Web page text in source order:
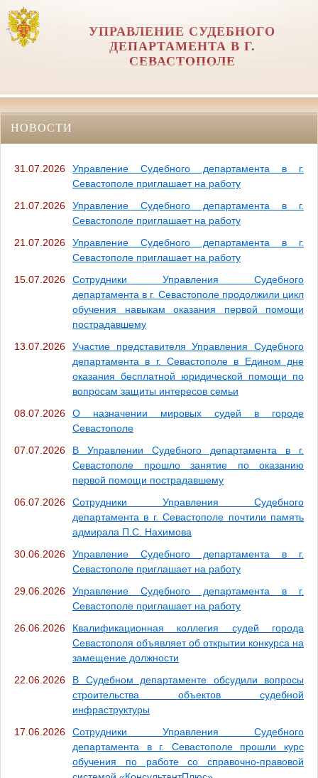
УПРАВЛЕНИЕ СУДЕБНОГО
ДЕПАРТАМЕНТА В Г.
СЕВАСТОПОЛЕ
НОВОСТИ
31.07.2026
Управление Судебного департамента в г.
Севастополе приглашает на работу
21.07.2026
Управление Судебного департамента в г.
Севастополе приглашает на работу
21.07.2026
Управление Судебного департамента в г.
Севастополе приглашает на работу
15.07.2026
Сотрудники Управления Судебного
департамента в г. Севастополе продолжили цикл
обучения навыкам оказания первой помощи
пострадавшему
13.07.2026
Участие представителя Управления Судебного
департамента в г. Севастополе в Едином дне
оказания бесплатной юридической помощи по
вопросам защиты интересов семьи
08.07.2026
О назначении мировых судей в городе
Севастополе
07.07.2026
В Управлении Судебного департамента в г.
Севастополе прошло занятие по оказанию
первой помощи пострадавшему
06.07.2026
Сотрудники Управления Судебного
департамента в г. Севастополе почтили память
адмирала П.С. Нахимова
30.06.2026
Управление Судебного департамента в г.
Севастополе приглашает на работу
29.06.2026
Управление Судебного департамента в г.
Севастополе приглашает на работу
26.06.2026
Квалификационная коллегия судей города
Севастополя объявляет об открытии конкурса на
замещение должности
22.06.2026
В Судебном департаменте обсудили вопросы
строительства объектов судебной
инфраструктуры
17.06.2026
Сотрудники Управления Судебного
департамента в г. Севастополе прошли курс
обучения по работе со справочно-правовой